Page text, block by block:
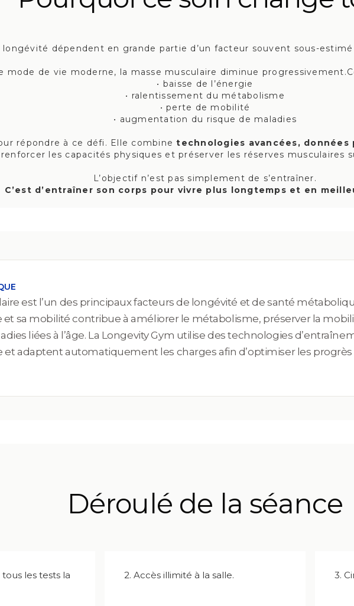
longévité dépendent en grande partie d’un facteur souvent sous-estimé
mode de vie moderne, la masse musculaire diminue
• baisse de l’énergie
• ralentissement du métabolisme
• perte de mobilité
• augmentation du risque de maladies
répondre à ce défi. Elle combinetechnologies avancées,
les capacités physiques et préserver les réserves musculaires
L’objectif n’est pas simplement de s’entraîner.
C’est d’entraîner son corps pour vivre plus longtemps et en
est l’un des principaux facteurs de longévité et de santé
et sa mobilité contribue à améliorer le métabolisme, préserver la
liées à l’âge. La Longevity Gym utilise des technologies
et adaptent automatiquement les charges afin d’optimiser les
Déroulé de la séance
les tests la
2. Accès illimité à la salle. 3.